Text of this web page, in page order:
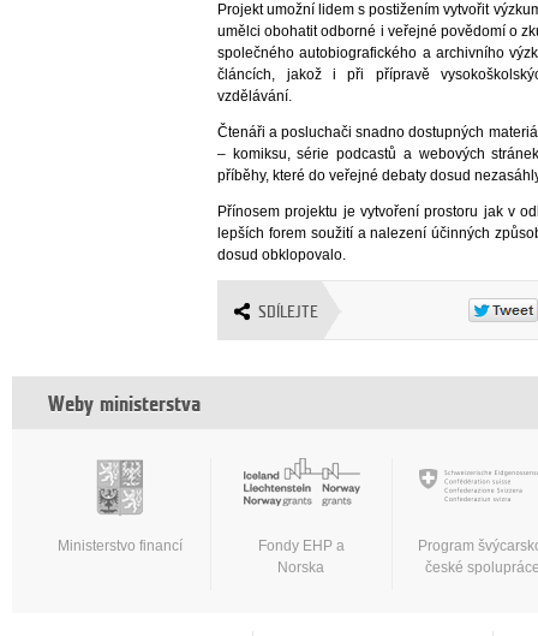
Projekt umožní lidem s postižením vytvořit
umělci obohatit odborné i veřejné povědomí o
společného autobiografického a archivního
článcích, jakož i při přípravě
vzdělávání.
Čtenáři a posluchači snadno dostupných
– komiksu, série podcastů a webových
příběhy, které do veřejné debaty dosud
Přínosem projektu je vytvoření prostoru jak v
lepších forem soužití a nalezení účinných
dosud obklopovalo.
SDÍLEJTE
Weby ministerstva
Ministerstvo financí
Fondy EHP a
Norska
Program
české